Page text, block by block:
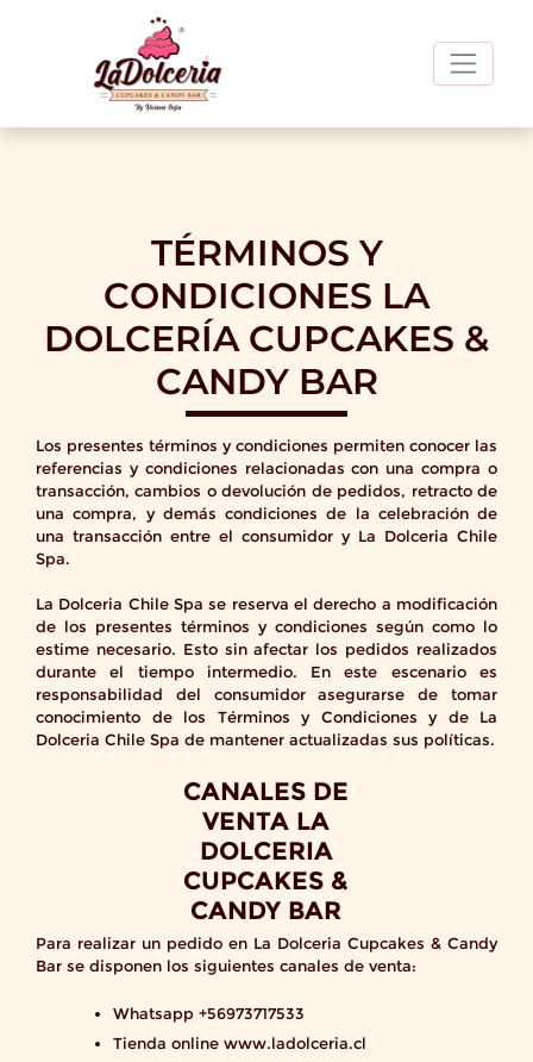
TÉRMINOS Y
CONDICIONES LA
DOLCERÍA CUPCAKES &
CANDY BAR
Los presentes términos y condiciones permiten conocer las
referencias y condiciones relacionadas con una compra o
transacción, cambios o devolución de pedidos, retracto de
una compra, y demás condiciones de la celebración de
una transacción entre el consumidor y La Dolceria Chile
Spa.
La Dolceria Chile Spa se reserva el derecho a modificación
de los presentes términos y condiciones según como lo
estime necesario. Esto sin afectar los pedidos realizados
durante el tiempo intermedio. En este escenario es
responsabilidad del consumidor asegurarse de tomar
conocimiento de los Términos y Condiciones y de La
Dolceria Chile Spa de mantener actualizadas sus políticas.
CANALES DE
VENTA LA
DOLCERIA
CUPCAKES &
CANDY BAR
Para realizar un pedido en La Dolceria Cupcakes & Candy
Bar se disponen los siguientes canales de venta:
Whatsapp +56973717533
Tienda online www.ladolceria.cl